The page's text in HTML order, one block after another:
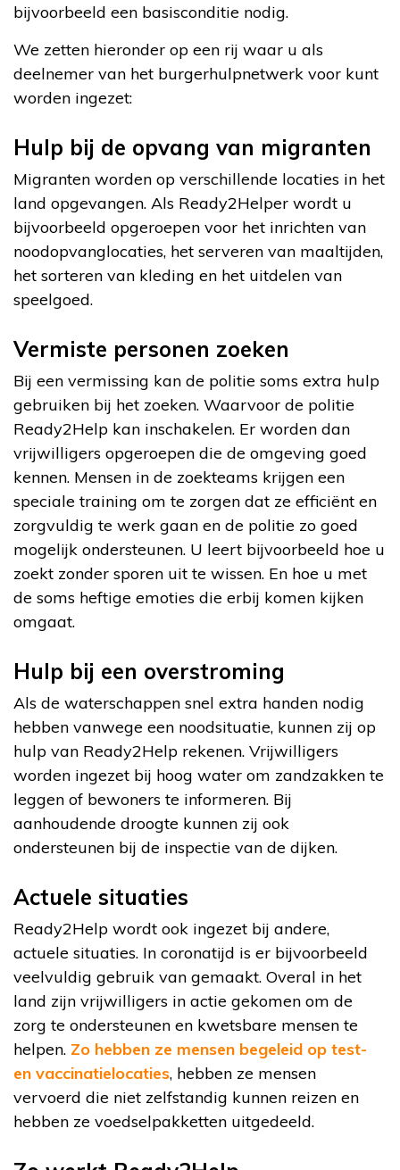
bijvoorbeeld een basisconditie nodig.
We zetten hieronder op een rij waar u als
deelnemer van het burgerhulpnetwerk voor kunt
worden ingezet:
Hulp bij de opvang van migranten
Migranten worden op verschillende locaties in het
land opgevangen. Als Ready2Helper wordt u
bijvoorbeeld opgeroepen voor het inrichten van
noodopvanglocaties, het serveren van maaltijden,
het sorteren van kleding en het uitdelen van
speelgoed.
Vermiste personen zoeken
Bij een vermissing kan de politie soms extra hulp
gebruiken bij het zoeken. Waarvoor de politie
Ready2Help kan inschakelen. Er worden dan
vrijwilligers opgeroepen die de omgeving goed
kennen. Mensen in de zoekteams krijgen een
speciale training om te zorgen dat ze efficiënt en
zorgvuldig te werk gaan en de politie zo goed
mogelijk ondersteunen. U leert bijvoorbeeld hoe u
zoekt zonder sporen uit te wissen. En hoe u met
de soms heftige emoties die erbij komen kijken
omgaat.
Hulp bij een overstroming
Als de waterschappen snel extra handen nodig
hebben vanwege een noodsituatie, kunnen zij op
hulp van Ready2Help rekenen. Vrijwilligers
worden ingezet bij hoog water om zandzakken te
leggen of bewoners te informeren. Bij
aanhoudende droogte kunnen zij ook
ondersteunen bij de inspectie van de dijken.
Actuele situaties
Ready2Help wordt ook ingezet bij andere,
actuele situaties. In coronatijd is er bijvoorbeeld
veelvuldig gebruik van gemaakt. Overal in het
land zijn vrijwilligers in actie gekomen om de
zorg te ondersteunen en kwetsbare mensen te
helpen. Zo hebben ze mensen begeleid op test-
en vaccinatielocaties, hebben ze mensen
vervoerd die niet zelfstandig kunnen reizen en
hebben ze voedselpakketten uitgedeeld.